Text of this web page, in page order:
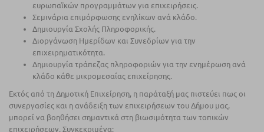
ευρωπαϊκών προγραμμάτων για επιχειρήσεις.
Σεμινάρια επιμόρφωσης ενηλίκων ανά κλάδο.
Δημιουργία Σχολής Πληροφορικής.
Διοργάνωση Ημερίδων και Συνεδρίων για την
επιχειρηματικότητα.
Δημιουργία τράπεζας πληροφοριών για την ενημέρωση ανά
κλάδο κάθε μικρομεσαίας επιχείρησης.
Εκτός από τη Δημοτική Επιχείρηση, η παράταξή μας πιστεύει πως οι
συνεργασίες και η ανάδειξη των επιχειρήσεων του Δήμου μας,
μπορεί να βοηθήσει σημαντικά στη βιωσιμότητα των τοπικών
επιχειρήσεων. Συγκεκριμένα: